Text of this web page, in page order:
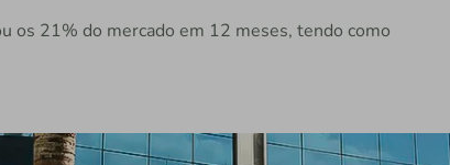
os 21% do mercado em 12 meses, tendo como